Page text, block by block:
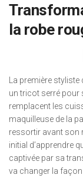
la robe
La première styliste
un tricot serré pour
remplacent les
maquilleuse de la
ressortir avant son
initial d’apprendre
captivée par sa
va changer la